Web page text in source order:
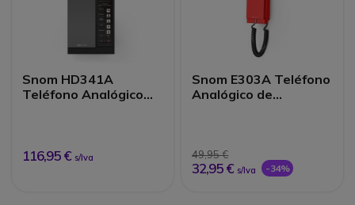
Snom HD341A
Teléfono Analógico
116,95 € s/Iva
Snom E303A Teléfono
Analógico de
49,95 €
32,95 € s/Iva -34%